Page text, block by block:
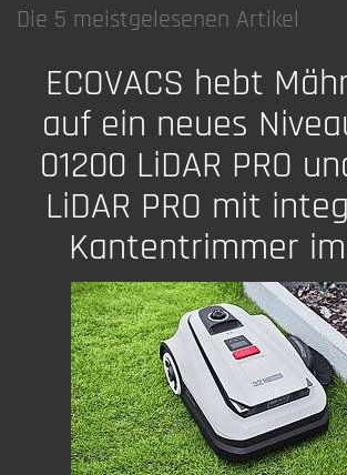
Die 5 meistgelesenen Artikel
ECOVACS hebt
auf ein neues
01200 LiDAR PRO
LiDAR PRO mit
Kantentrimmer